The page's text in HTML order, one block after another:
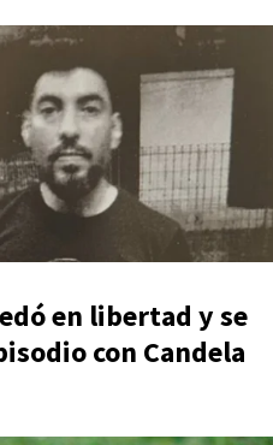
en libertad y se
con Candela